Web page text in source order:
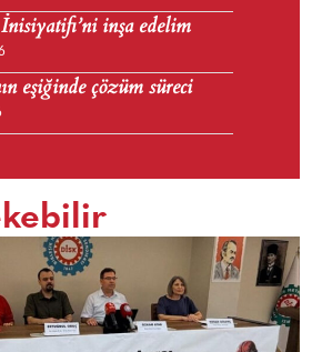
inşa edelim
eşiğinde çözüm süreci